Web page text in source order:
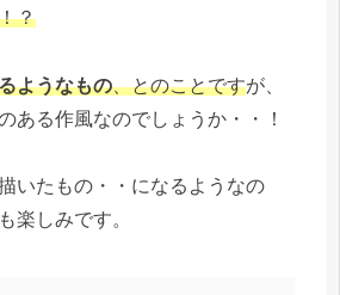
？
ようなもの、とのことですが、
ある作風なのでしょうか・・！
いたもの・・になるようなの
楽しみです。